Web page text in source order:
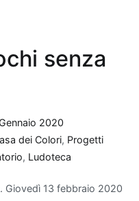
senza
2020
dei Colori, Progetti
, Ludoteca
Giovedì 13 febbraio 2020